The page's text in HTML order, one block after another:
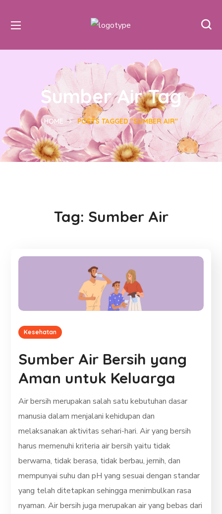
Sumber Air Tag
HOME POSTS TAGGED "SUMBER AIR"
Tag: Sumber Air
Kesehatan
Sumber Air Bersih yang
Aman untuk Keluarga
Air bersih merupakan salah satu kebutuhan dasar
manusia dalam menjalani kehidupan dan
melaksanakan aktivitas sehari-hari. Air yang bersih
harus memenuhi kriteria air bersih yaitu tidak
berwarna, tidak berasa, tidak berbau, jernih, dan
mempunyai suhu dan pH yang sesuai dengan standar
yang telah ditetapkan sehingga menimbulkan rasa
nyaman. Air bersih juga merupakan air yang bebas dari